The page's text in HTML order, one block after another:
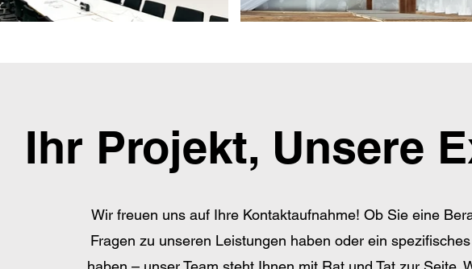
Ihr Projekt, Unsere
Wir freuen uns auf Ihre Kontaktaufnahme! Ob Sie eine
Fragen zu unseren Leistungen haben oder ein